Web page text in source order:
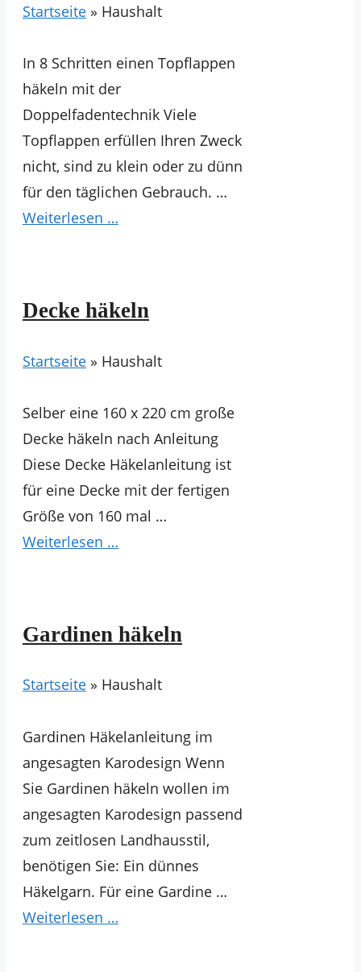
Startseite » Haushalt
In 8 Schritten einen Topflappen
häkeln mit der
Doppelfadentechnik Viele
Topflappen erfüllen Ihren Zweck
nicht, sind zu klein oder zu dünn
für den täglichen Gebrauch. …
Weiterlesen …
Decke häkeln
Startseite » Haushalt
Selber eine 160 x 220 cm große
Decke häkeln nach Anleitung
Diese Decke Häkelanleitung ist
für eine Decke mit der fertigen
Größe von 160 mal …
Weiterlesen …
Gardinen häkeln
Startseite » Haushalt
Gardinen Häkelanleitung im
angesagten Karodesign Wenn
Sie Gardinen häkeln wollen im
angesagten Karodesign passend
zum zeitlosen Landhausstil,
benötigen Sie: Ein dünnes
Häkelgarn. Für eine Gardine …
Weiterlesen …